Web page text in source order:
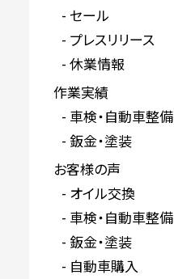
セール
プレスリリース
休業情報
作業実績
車検・自動車整備
鈑金・塗装
お客様の声
オイル交換
車検・自動車整備
鈑金・塗装
自動車購入